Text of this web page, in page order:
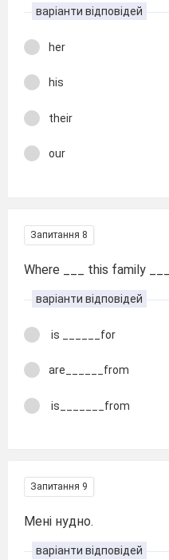
варіанти відповідей
her
his
their
our
Запитання 8
Where ___ this family
варіанти відповідей
is ______for
are______from
is_______from
Запитання 9
Мені нудно.
варіанти відповідей